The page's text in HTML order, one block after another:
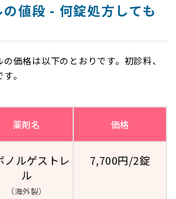
値段 - 何錠処方しても
価格は以下のとおりです。初診料、
。
薬剤名 価格
ノルゲストレ
ル
（海外製）
7,700円/2錠